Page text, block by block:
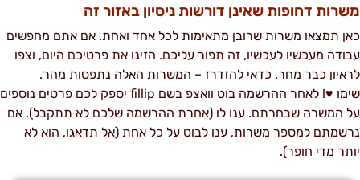
דחופות שאינן דורשות ניסיון באזור זה
תמצאו משרות שרובן מתאימות לכל אחד ואחת. אם אתם מחפשים
מעכשיו לעכשיו, זה תפור עליכם. הזינו את פרטיכם היום, וצפו
כבר מחר. כדאי להזדרז – המשרות האלה נתפסות מהר.
שימו ♥! לאחר ההרשמה בוט וואצפ בשם fillip יספק לכם פרטים נוספים
המשרה שבחרתם. ענו לו (אחרת ההרשמה שלכם לא תתקבל). אם
למספר משרות, ענו לבוט על כל אחת (אל תדאגו, הוא לא
מדי חופר).